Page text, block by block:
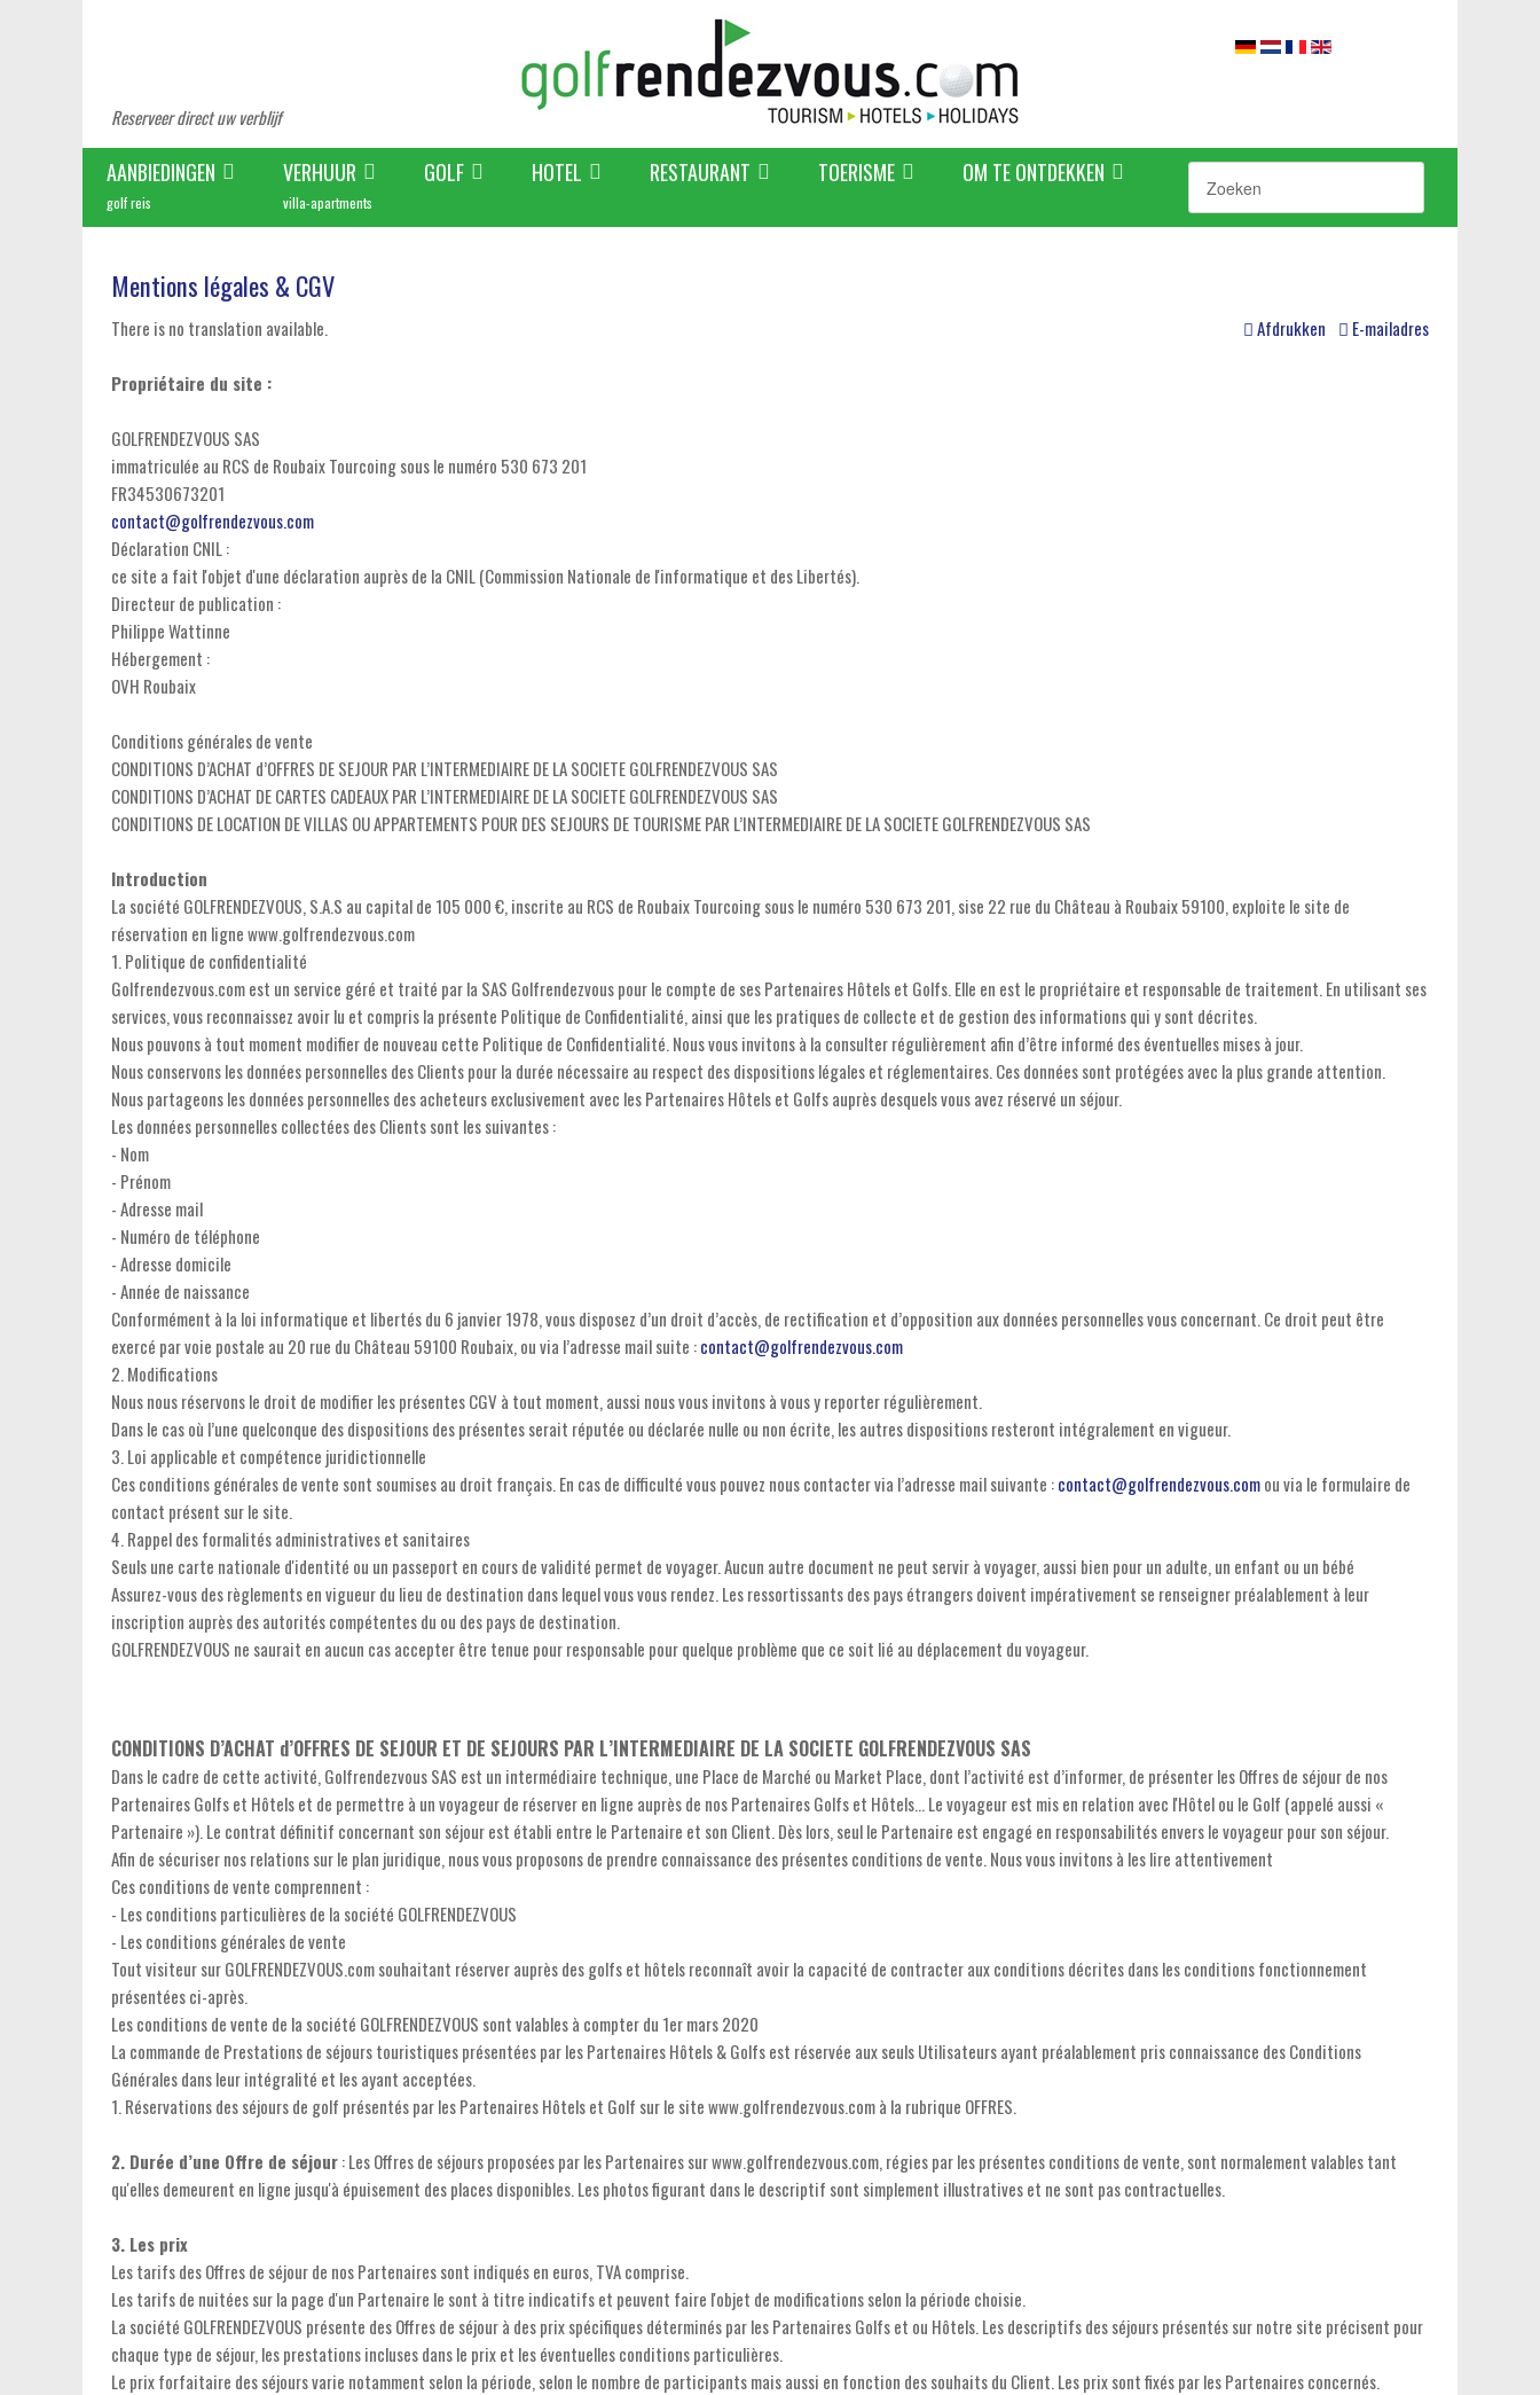
Reserveer direct uw verblijf
AANBIEDINGEN
golf reis
VERHUUR
villa-apartments
GOLF HOTEL RESTAURANT TOERISME OM TE ONTDEKKEN
Mentions légales & CGV
Afdrukken E-mailadres
There is no translation available.
Propriétaire du site :
GOLFRENDEZVOUS SAS
immatriculée au RCS de Roubaix Tourcoing sous le numéro 530 673 201
FR34530673201
contact@golfrendezvous.com
Déclaration CNIL :
ce site a fait l'objet d'une déclaration auprès de la CNIL (Commission Nationale de l'informatique et des Libertés).
Directeur de publication :
Philippe Wattinne
Hébergement :
OVH Roubaix
Conditions générales de vente
CONDITIONS D’ACHAT d’OFFRES DE SEJOUR PAR L’INTERMEDIAIRE DE LA SOCIETE GOLFRENDEZVOUS SAS
CONDITIONS D’ACHAT DE CARTES CADEAUX PAR L’INTERMEDIAIRE DE LA SOCIETE GOLFRENDEZVOUS SAS
CONDITIONS DE LOCATION DE VILLAS OU APPARTEMENTS POUR DES SEJOURS DE TOURISME PAR L’INTERMEDIAIRE DE LA SOCIETE GOLFRENDEZVOUS SAS
Introduction
La société GOLFRENDEZVOUS, S.A.S au capital de 105 000 €, inscrite au RCS de Roubaix Tourcoing sous le numéro 530 673 201, sise 22 rue du Château à Roubaix 59100, exploite le site de
réservation en ligne www.golfrendezvous.com
1. Politique de confidentialité
Golfrendezvous.com est un service géré et traité par la SAS Golfrendezvous pour le compte de ses Partenaires Hôtels et Golfs. Elle en est le propriétaire et responsable de traitement. En utilisant ses
services, vous reconnaissez avoir lu et compris la présente Politique de Confidentialité, ainsi que les pratiques de collecte et de gestion des informations qui y sont décrites.
Nous pouvons à tout moment modifier de nouveau cette Politique de Confidentialité. Nous vous invitons à la consulter régulièrement afin d’être informé des éventuelles mises à jour.
Nous conservons les données personnelles des Clients pour la durée nécessaire au respect des dispositions légales et réglementaires. Ces données sont protégées avec la plus grande attention.
Nous partageons les données personnelles des acheteurs exclusivement avec les Partenaires Hôtels et Golfs auprès desquels vous avez réservé un séjour.
Les données personnelles collectées des Clients sont les suivantes :
- Nom
- Prénom
- Adresse mail
- Numéro de téléphone
- Adresse domicile
- Année de naissance
Conformément à la loi informatique et libertés du 6 janvier 1978, vous disposez d’un droit d’accès, de rectification et d’opposition aux données personnelles vous concernant. Ce droit peut être
exercé par voie postale au 20 rue du Château 59100 Roubaix, ou via l’adresse mail suite :contact@golfrendezvous.com
2. Modifications
Nous nous réservons le droit de modifier les présentes CGV à tout moment, aussi nous vous invitons à vous y reporter régulièrement.
Dans le cas où l’une quelconque des dispositions des présentes serait réputée ou déclarée nulle ou non écrite, les autres dispositions resteront intégralement en vigueur.
3. Loi applicable et compétence juridictionnelle
Ces conditions générales de vente sont soumises au droit français. En cas de difficulté vous pouvez nous contacter via l’adresse mail suivante :contact@golfrendezvous.comou via le formulaire de
contact présent sur le site.
4. Rappel des formalités administratives et sanitaires
Seuls une carte nationale d'identité ou un passeport en cours de validité permet de voyager. Aucun autre document ne peut servir à voyager, aussi bien pour un adulte, un enfant ou un bébé
Assurez-vous des règlements en vigueur du lieu de destination dans lequel vous vous rendez. Les ressortissants des pays étrangers doivent impérativement se renseigner préalablement à leur
inscription auprès des autorités compétentes du ou des pays de destination.
GOLFRENDEZVOUS ne saurait en aucun cas accepter être tenue pour responsable pour quelque problème que ce soit lié au déplacement du voyageur.
CONDITIONS D’ACHAT d’OFFRES DE SEJOUR ET DE SEJOURS PAR L’INTERMEDIAIRE DE LA SOCIETE GOLFRENDEZVOUS SAS
Dans le cadre de cette activité, Golfrendezvous SAS est un intermédiaire technique, une Place de Marché ou Market Place, dont l’activité est d’informer, de présenter les Offres de séjour de nos
Partenaires Golfs et Hôtels et de permettre à un voyageur de réserver en ligne auprès de nos Partenaires Golfs et Hôtels... Le voyageur est mis en relation avec l'Hôtel ou le Golf (appelé aussi «
Partenaire »). Le contrat définitif concernant son séjour est établi entre le Partenaire et son Client. Dès lors, seul le Partenaire est engagé en responsabilités envers le voyageur pour son séjour.
Afin de sécuriser nos relations sur le plan juridique, nous vous proposons de prendre connaissance des présentes conditions de vente. Nous vous invitons à les lire attentivement
Ces conditions de vente comprennent :
- Les conditions particulières de la société GOLFRENDEZVOUS
- Les conditions générales de vente
Tout visiteur sur GOLFRENDEZVOUS.com souhaitant réserver auprès des golfs et hôtels reconnaît avoir la capacité de contracter aux conditions décrites dans les conditions fonctionnement
présentées ci-après.
Les conditions de vente de la société GOLFRENDEZVOUS sont valables à compter du 1er mars 2020
La commande de Prestations de séjours touristiques présentées par les Partenaires Hôtels & Golfs est réservée aux seuls Utilisateurs ayant préalablement pris connaissance des Conditions
Générales dans leur intégralité et les ayant acceptées.
1. Réservations des séjours de golf présentés par les Partenaires Hôtels et Golf sur le site www.golfrendezvous.com à la rubrique OFFRES.
2. Durée d’une Offre de séjour: Les Offres de séjours proposées par les Partenaires sur www.golfrendezvous.com, régies par les présentes conditions de vente, sont normalement valables tant
qu'elles demeurent en ligne jusqu'à épuisement des places disponibles. Les photos figurant dans le descriptif sont simplement illustratives et ne sont pas contractuelles.
3. Les prix
Les tarifs des Offres de séjour de nos Partenaires sont indiqués en euros, TVA comprise.
Les tarifs de nuitées sur la page d'un Partenaire le sont à titre indicatifs et peuvent faire l'objet de modifications selon la période choisie.
La société GOLFRENDEZVOUS présente des Offres de séjour à des prix spécifiques déterminés par les Partenaires Golfs et ou Hôtels. Les descriptifs des séjours présentés sur notre site précisent pour
chaque type de séjour, les prestations incluses dans le prix et les éventuelles conditions particulières.
Le prix forfaitaire des séjours varie notamment selon la période, selon le nombre de participants mais aussi en fonction des souhaits du Client. Les prix sont fixés par les Partenaires concernés.